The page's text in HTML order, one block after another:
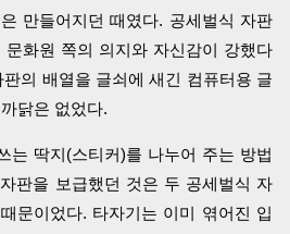
만들어지던 때였다. 공세벌식 자판
화원 쪽의 의지와 자신감이 강했다
의 배열을 글쇠에 새긴 컴퓨터용 글
닭은 없었다.
는 딱지(스티커)를 나누어 주는 방법
판을 보급했던 것은 두 공세벌식 자
문이었다. 타자기는 이미 엮어진 입